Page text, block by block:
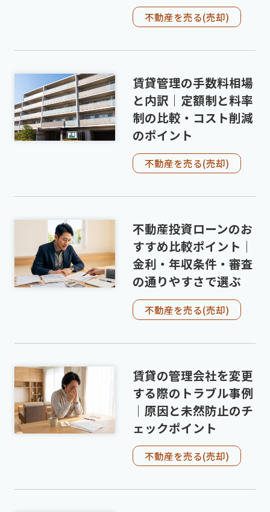
不動産を売る(売却)
賃貸管理の手数料相場
と内訳｜定額制と料率
制の比較・コスト削減
のポイント
不動産を売る(売却)
不動産投資ローンのお
すすめ比較ポイント｜
金利・年収条件・審査
の通りやすさで選ぶ
不動産を売る(売却)
賃貸の管理会社を変更
する際のトラブル事例
｜原因と未然防止のチ
ェックポイント
不動産を売る(売却)